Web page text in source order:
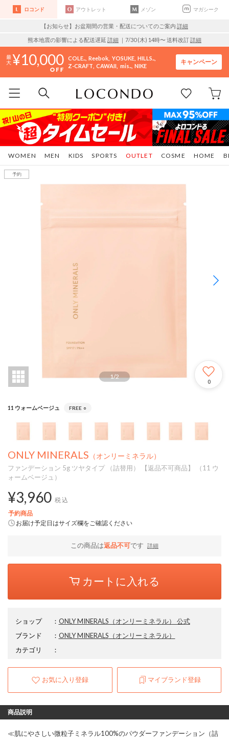
ロコンド アウトレット メゾン マガシーク
【お知らせ】お盆期間の営業・配送についてのご案内 詳細
熊本地震の影響による配送遅延 詳細 ｜7/30 (木) 14時〜 送料改訂詳細
10,000 COLE.. Reebok YOSUKE HILLS..
Z-CRAFT CAWAII mis.. NIKE
キャンペーン
WOMEN MEN KIDS SPORTS COSME HOME
OUTLET
1/2
0
11 ウォームベージュ FREE ○
ONLY MINERALS （オンリーミネラル）
ファンデーション 5g ツヤタイプ （詰替用） 【返品不可商品】 （11 ウ
ォームベージュ）
¥3,960 税込
予約商品
お届け予定日はサイズ欄をご確認ください
この商品は返品不可です 詳細
カートに入れる
ショップ ： ONLY MINERALS（オンリーミネラル） 公式
ブランド
： ONLY MINERALS （オンリーミネラル）
カテゴリ
：
お気に入り登録 マイブランド登録
商品説明
≪肌にやさしい微粒子ミネラル100%のパウダーファンデーション（詰